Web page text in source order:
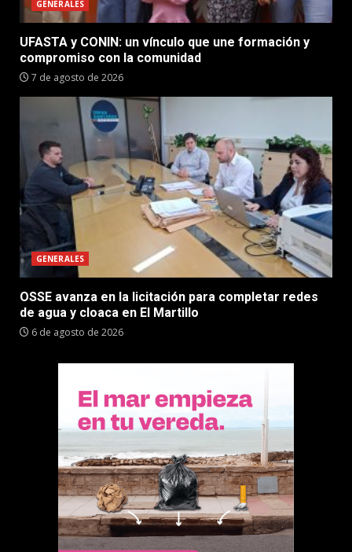
GENERALES
UFASTA y CONIN: un vínculo que une formación y
compromiso con la comunidad
7 de agosto de 2026
GENERALES
OSSE avanza en la licitación para completar redes
de agua y cloaca en El Martillo
6 de agosto de 2026